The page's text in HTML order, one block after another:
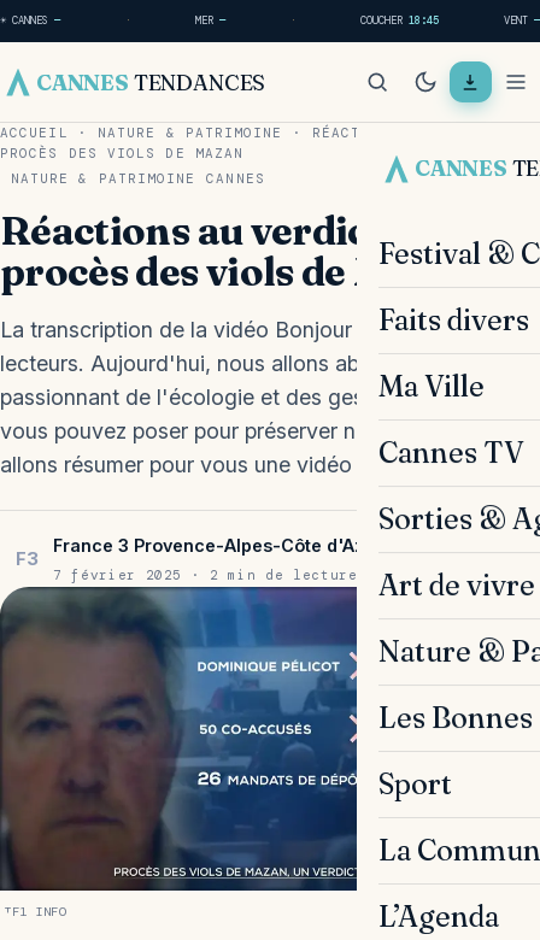
☀ CANNES — · MER— · COUCHER18:45 VENT —
CANNES TENDANCES
CANNES
Festival &
Faits divers
Ma Ville
Cannes TV
Sorties &
Art de vivre
Nature &
Les
Sport
La
L’Agenda
ACCUEIL · NATURE & PATRIMOINE · RÉACTIONS AU VERDICT DU
PROCÈS DES VIOLS DE MAZAN
NATURE & PATRIMOINE
CANNES
Réactions au verdict du
procès des viols de Mazan
La transcription de la vidéo Bonjour à vous, chers
lecteurs. Aujourd'hui, nous allons aborder le sujet
passionnant de l'écologie et des gestes simples que
vous pouvez poser pour préserver notre planète. Nous
allons résumer pour vous une vidéo intéressante sur…
F3
France 3 Provence-Alpes-Côte d'Azur
7 février 2025 · 2 min de lecture
TF1 INFO